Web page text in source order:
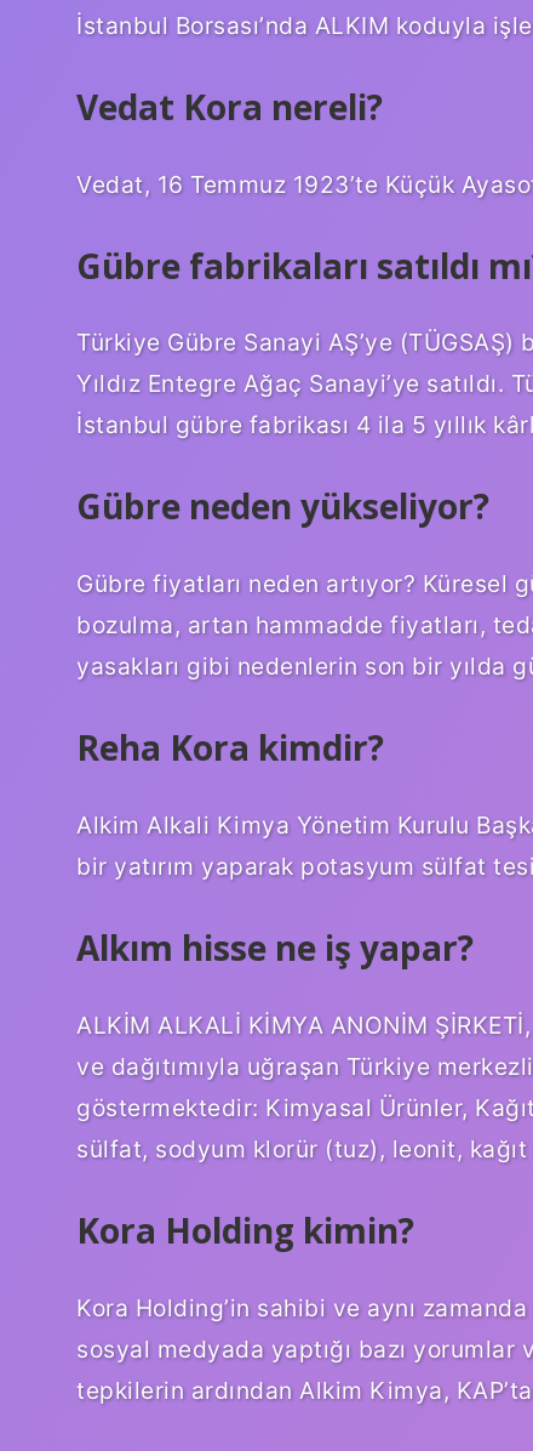
İstanbul Borsası’nda ALKIM koduyla
Vedat Kora nereli?
Vedat, 16 Temmuz 1923’te Küçük
Gübre fabrikaları satıldı
Türkiye Gübre Sanayi AŞ’ye
Yıldız Entegre Ağaç Sanayi’ye satıldı.
İstanbul gübre fabrikası 4 ila 5 yıllık
Gübre neden yükseliyor?
Gübre fiyatları neden artıyor?
bozulma, artan hammadde fiyatları,
yasakları gibi nedenlerin son bir yılda
Reha Kora kimdir?
Alkim Alkali Kimya Yönetim Kurulu
bir yatırım yaparak potasyum sülfat
Alkım hisse ne iş yapar?
ALKİM ALKALİ KİMYA ANONİM
ve dağıtımıyla uğraşan Türkiye
göstermektedir: Kimyasal Ürünler,
sülfat, sodyum klorür (tuz), leonit,
Kora Holding kimin?
Kora Holding’in sahibi ve aynı zamanda
sosyal medyada yaptığı bazı yorumlar
tepkilerin ardından Alkim Kimya,